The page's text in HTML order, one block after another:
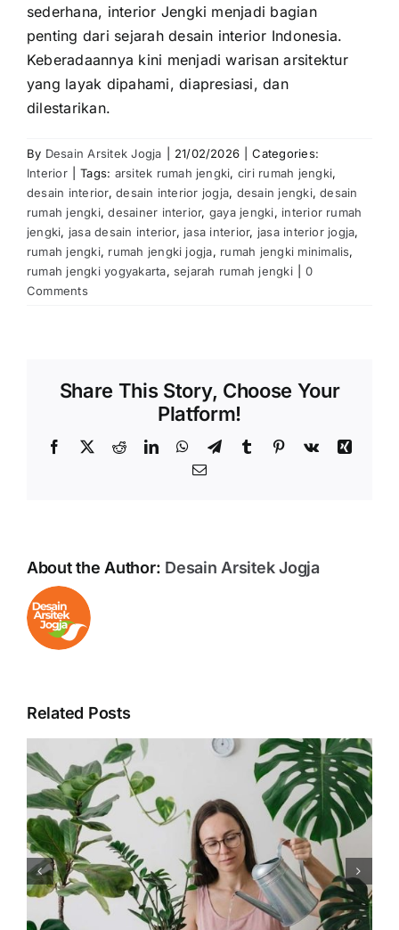
sederhana, interior Jengki menjadi bagian
penting dari sejarah desain interior Indonesia.
Keberadaannya kini menjadi warisan arsitektur
yang layak dipahami, diapresiasi, dan
dilestarikan.
By Desain Arsitek Jogja 21/02/2026
Categories:
Interior
Tags: arsitek rumah jengki, ciri rumah jengki,
desain interior,desain interior jogja, desain jengki,desain
rumah jengki,desainer interior, gaya jengki, interior rumah
jengki, jasa desain interior, jasa interior, jasa interior jogja,
rumah jengki, rumah jengki jogja, rumah jengki minimalis,
rumah jengki yogyakarta, sejarah rumah jengki
0
Comments
Share This Story, Choose Your
Platform!
Facebook
X RedditLinkedInWhatsApp
TelegramTumblr Pinterest
Vk
Xing
Email
About the Author: Desain Arsitek Jogja
Related Posts
Manfaat Merekrut Desainer
Interior dalam Perencanaan
Rumah Tinggal